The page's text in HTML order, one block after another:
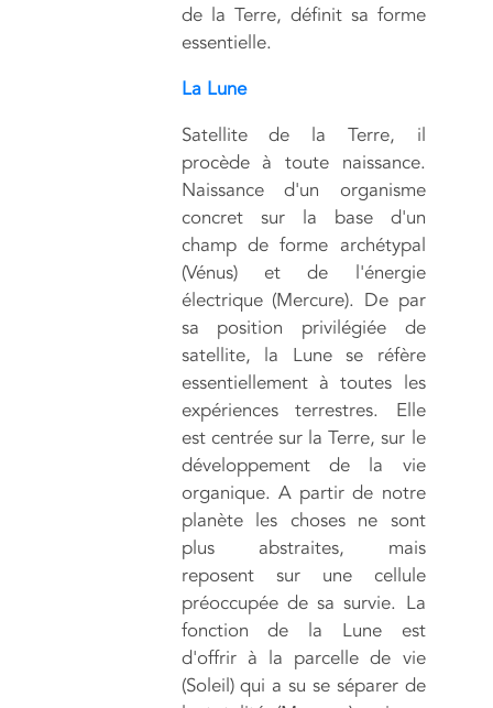
de la Terre, définit sa forme
essentielle.
La Lune
Satellite de la Terre, il
procède à toute naissance.
Naissance d'un organisme
concret sur la base d'un
champ de forme archétypal
(Vénus) et de l'énergie
électrique (Mercure). De par
sa position privilégiée de
satellite, la Lune se réfère
essentiellement à toutes les
expériences terrestres. Elle
est centrée sur la Terre, sur le
développement de la vie
organique. A partir de notre
planète les choses ne sont
plus abstraites, mais
reposent sur une cellule
préoccupée de sa survie. La
fonction de la Lune est
d'offrir à la parcelle de vie
(Soleil) qui a su se séparer de